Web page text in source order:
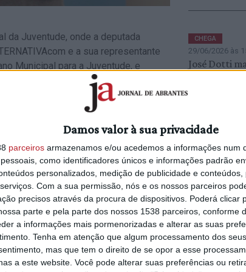
Damos valor à sua privacidade
parceiros armazenamos e/ou acedemos a informações num
como identificadores únicos e informações padrão
personalizados, medição de publicidade e
Com a sua permissão, nós e os nossos parceiros
precisos através da procura de dispositivos. Poderá clicar
parte e pela parte dos nossos 1538 parceiros, conforme
a informações mais pormenorizadas e alterar as suas
Tenha em atenção que algum processamento dos
mas que tem o direito de se opor a esse
a este website. Você pode alterar suas preferências ou
da Juventude, onde a deputada
e a sua representante
Municipal para a Juventude, e
tendo como objetivo travar e reverter
fixando e atraindo os jovens
e de desenvolvimento
“as tendências atuais de globalização
populacionais, mas também numa
principais competências,
públicas que favorecem a fixação
assim por posicionar o município de
oferecendo condições de vida,
de famílias.
movimento autárquico independente”
CHEGA
29/06/2026 às
José Dotti
24/06/2026 às
Vereador da
participa ao
Contas
Câmara (c/